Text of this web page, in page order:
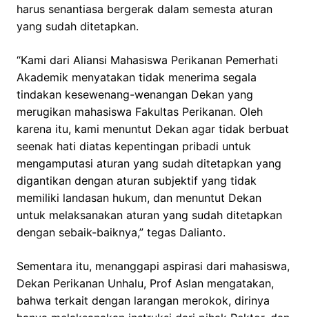
harus senantiasa bergerak dalam semesta aturan
yang sudah ditetapkan.
“Kami dari Aliansi Mahasiswa Perikanan Pemerhati
Akademik menyatakan tidak menerima segala
tindakan kesewenang-wenangan Dekan yang
merugikan mahasiswa Fakultas Perikanan. Oleh
karena itu, kami menuntut Dekan agar tidak berbuat
seenak hati diatas kepentingan pribadi untuk
mengamputasi aturan yang sudah ditetapkan yang
digantikan dengan aturan subjektif yang tidak
memiliki landasan hukum, dan menuntut Dekan
untuk melaksanakan aturan yang sudah ditetapkan
dengan sebaik-baiknya,” tegas Dalianto.
Sementara itu, menanggapi aspirasi dari mahasiswa,
Dekan Perikanan Unhalu, Prof Aslan mengatakan,
bahwa terkait dengan larangan merokok, dirinya